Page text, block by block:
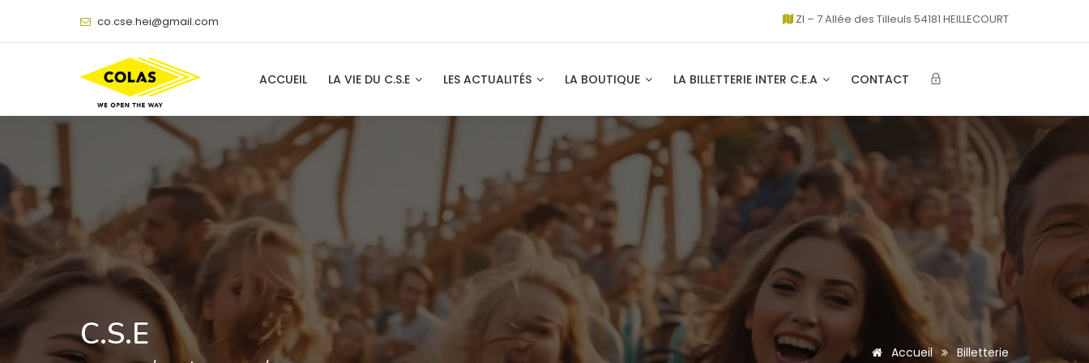
@ ZI – 7 Allée des Tilleuls 54181 HEILLECOURT
ACCUEIL LA VIE DU C.S.E LES ACTUALITÉS LA BOUTIQUE LA BILLETTERIE INTER C.E.A CONTACT
C.S.E Accueil Billetterie